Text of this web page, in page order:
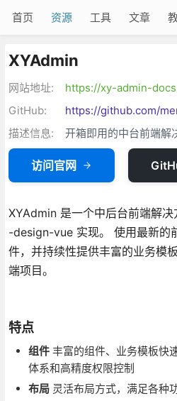
首页 资源 工具 文章
XYAdmin
网站地址:
https://xy-admin-
GitHub:
https://github.com/
描述信息:
开箱即用的中台前端解
访问官网
XYAdmin 是一个中后台前端解
-design-vue 实现。 使用最新的
件，并持续性提供丰富的业务模
端项目。
特点
组件丰富的组件、业务模板快
体系和高精度权限控制
布局灵活布局方式，满足各种